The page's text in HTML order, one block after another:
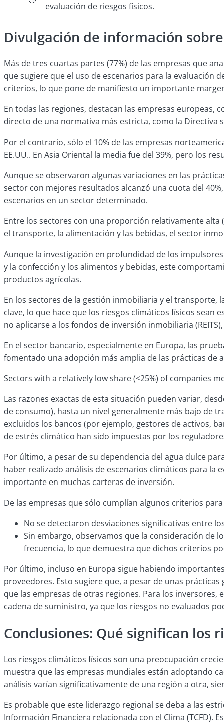
evaluación de riesgos físicos.
Divulgación de información
Más de tres cuartas partes (77%) de las empresas que
que sugiere que el uso de escenarios para la evaluación
criterios, lo que pone de manifiesto un importante
En todas las regiones, destacan las empresas
directo de una normativa más estricta, como la Directiva
Por el contrario, sólo el 10% de las empresas
EE.UU.. En Asia Oriental la media fue del 39%, pero los
Aunque se observaron algunas variaciones en las
sector con mejores resultados alcanzó una cuota del
escenarios en un sector determinado.
Entre los sectores con una proporción relativamente
el transporte, la alimentación y las bebidas, el sector
Aunque la investigación en profundidad de los
y la confección y los alimentos y bebidas, este
productos agrícolas.
En los sectores de la gestión inmobiliaria y el
clave, lo que hace que los riesgos climáticos físicos
no aplicarse a los fondos de inversión inmobiliaria
En el sector bancario, especialmente en Europa, las
fomentado una adopción más amplia de las prácticas de
Sectors with a relatively low share (<25%) of companies
Las razones exactas de esta situación pueden variar,
de consumo), hasta un nivel generalmente más bajo de
excluidos los bancos (por ejemplo, gestores de activos,
de estrés climático han sido impuestas por los
Por último, a pesar de su dependencia del agua dulce
haber realizado análisis de escenarios climáticos para la
importante en muchas carteras de inversión.
De las empresas que sólo cumplían algunos criterios
No se detectaron desviaciones significativas entre
Sin embargo, observamos que la consideración de
frecuencia, lo que demuestra que dichos criterios
Por último, incluso en Europa sigue habiendo
proveedores. Esto sugiere que, a pesar de unas
que las empresas de otras regiones. Para los
cadena de suministro, ya que los riesgos no evaluados
Conclusiones: Qué significan los
Los riesgos climáticos físicos son una preocupación
muestra que las empresas mundiales están adoptando
análisis varían significativamente de una región a otra,
Es probable que este liderazgo regional se deba a las
Información Financiera relacionada con el Clima